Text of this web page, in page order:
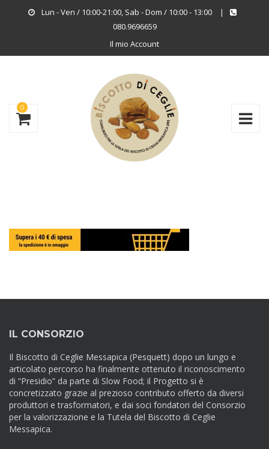
Lun - Ven / 10:00-21:00, Sab - Dom / 10:00 - 13:00
|
080.9696659
Il mio Account
0
IL CONSORZIO
Il Biscotto di Ceglie Messapica (Pesquett) dopo un lungo e
articolato percorso ha finalmente ottenuto il riconoscimento
di “Presidio” da parte di Slow Food; il Progetto si è
concretizzato grazie al prezioso contributo offerto da diversi
produttori e trasformatori, e dai soci fondatori del Consorzio
per la valorizzazione e la Tutela del Biscotto di Ceglie
Messapica.